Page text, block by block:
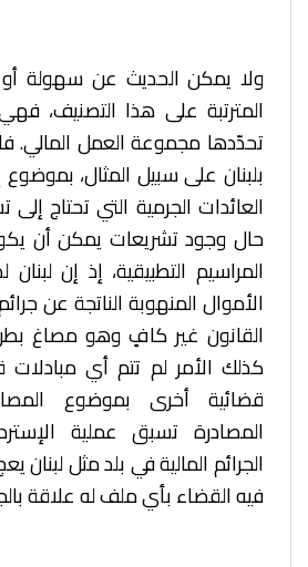
ولا يمكن الحديث عن سهولة أو
المترتبة على هذا التصنيف،
تحدّدها مجموعة العمل المالي.
بلبنان على سبيل المثال،
العائدات الجرمية التي تحتاج
حال وجود تشريعات يمكن أن
المراسيم التطبيقية، إذ إن
الأموال المنهوبة الناتجة عن
القانون غير كافٍ وهو مصاغ
كذلك الأمر لم تتم أي مبادلات
قضائية أخرى بموضوع
المصادرة تسبق عملية
الجرائم المالية في بلد مثل لبنان
فيه القضاء بأي ملف له علاقة